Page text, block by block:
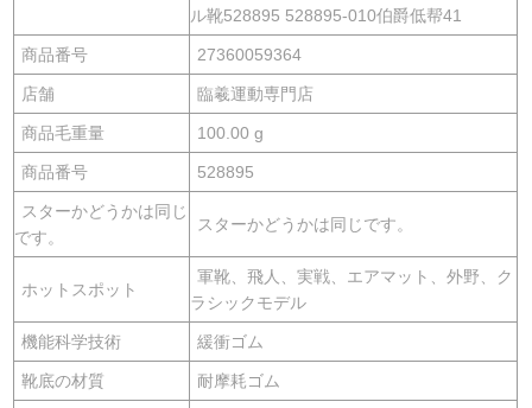
ル靴528895 528895-010伯爵低帮41
商品番号 27360059364
店舗 臨羲運動専門店
商品毛重量 100.00 g
商品番号 528895
スターかどうかは同じ
です。
スターかどうかは同じです。
ホットスポット
軍靴、飛人、実戦、エアマット、外野、ク
ラシックモデル
機能科学技術 緩衝ゴム
靴底の材質 耐摩耗ゴム